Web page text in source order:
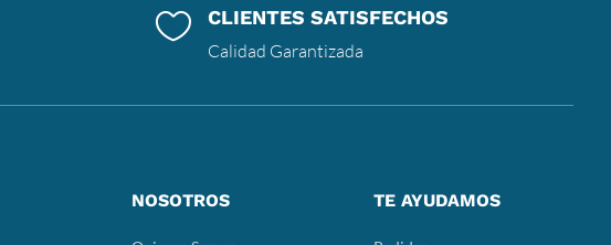
 CLIENTES SATISFECHOS
Calidad Garantizada
NOSOTROS TE AYUDAMOS